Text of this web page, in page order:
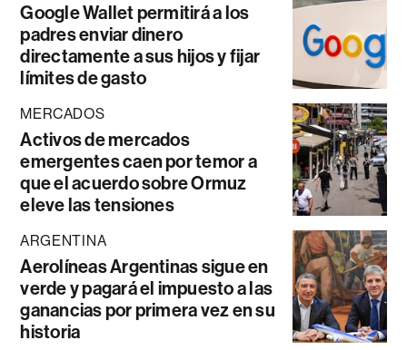
Google Wallet permitirá a los
padres enviar dinero
directamente a sus hijos y fijar
límites de gasto
MERCADOS
Activos de mercados
emergentes caen por temor a
que el acuerdo sobre Ormuz
eleve las tensiones
ARGENTINA
Aerolíneas Argentinas sigue en
verde y pagará el impuesto a las
ganancias por primera vez en su
historia